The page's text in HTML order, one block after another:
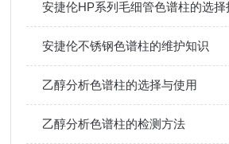
安捷伦HP系列毛细管色谱柱的选择
安捷伦不锈钢色谱柱的维护知识
乙醇分析色谱柱的选择与使用
乙醇分析色谱柱的检测方法